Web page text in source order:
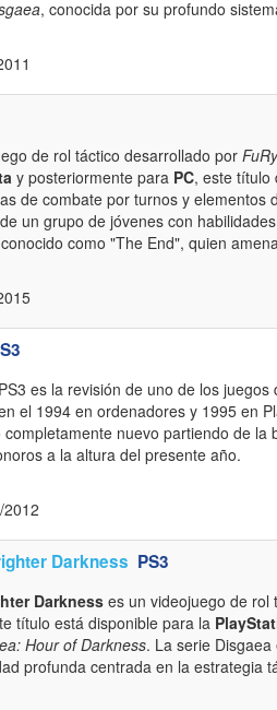
, conocida por su profundo
de rol táctico desarrollado por
y posteriormente para PC, este título
de combate por turnos y elementos
un grupo de jóvenes con
como "The End", quien
es la revisión de uno de los
el 1994 en ordenadores y 1995 en
nuevo partiendo de la
a la altura del presente año.
2012
Darkness PS3
Darkness es un videojuego de rol
título está disponible para la
Hour of Darkness. La serie
profunda centrada en la estrategia